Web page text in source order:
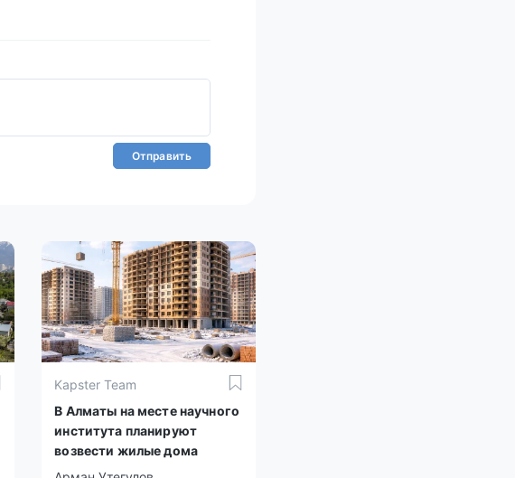
Отправить
Kapster Team
В Алматы на месте научного
института планируют
возвести жилые дома